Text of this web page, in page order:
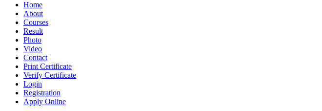
Home
About
Courses
Result
Photo
Video
Contact
Print Certificate
Verify Certificate
Login
Registration
Apply Online